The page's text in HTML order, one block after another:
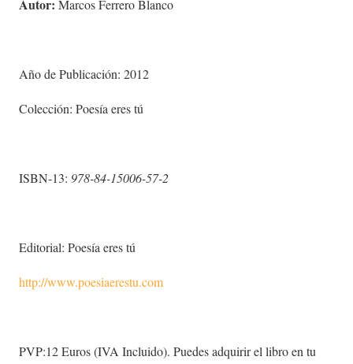
Autor: Marcos Ferrero Blanco
Año de Publicación: 2012
Colección: Poesía eres tú
ISBN-13: 978-84-15006-57-2
Editorial: Poesía eres tú
http://www.poesiaerestu.com
PVP:12 Euros (IVA Incluido). Puedes adquirir el libro en tu